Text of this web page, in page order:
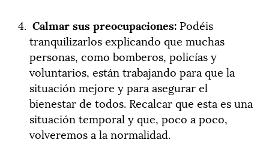
Calmar sus preocupaciones: Podéis
tranquilizarlos explicando que muchas
personas, como bomberos, policías y
voluntarios, están trabajando para que la
situación mejore y para asegurar el
bienestar de todos. Recalcar que esta es una
situación temporal y que, poco a poco,
volveremos a la normalidad.